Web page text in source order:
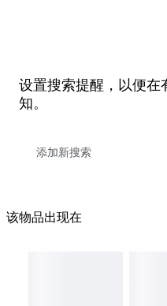
设置搜索提醒，以便在
知。
该物品出现在